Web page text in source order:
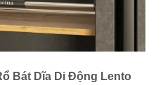
Bát Dĩa Di Động Lento